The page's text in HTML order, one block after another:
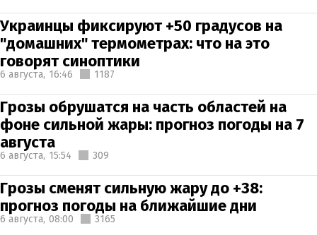
Украинцы фиксируют +50 градусов на
"домашних" термометрах: что на это
говорят синоптики
6 августа, 16:46 1187
Грозы обрушатся на часть областей на
фоне сильной жары: прогноз погоды на 7
августа
6 августа, 15:54 309
Грозы сменят сильную жару до +38:
прогноз погоды на ближайшие дни
6 августа, 08:00 3165